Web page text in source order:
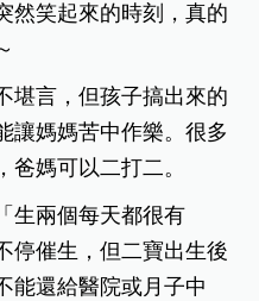
然笑起來的時刻，真的
堪言，但孩子搞出來的
讓媽媽苦中作樂。很多
媽可以二打二。
生兩個每天都很有
停催生，但二寶出生後
能還給醫院或月子中